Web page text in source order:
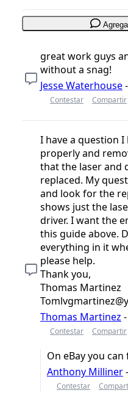
great work guys
without a snag!
Jesse Waterhouse-
Contestar Compartir
I have a question
properly and
that the laser and
replaced. My
and look for the
shows just the
driver. I want the
this guide above.
everything in it
please help.
Thank you,
Thomas Martinez
Thomas Martinez -
Contestar Compartir
On eBay you
Anthony Milliner-
Contestar